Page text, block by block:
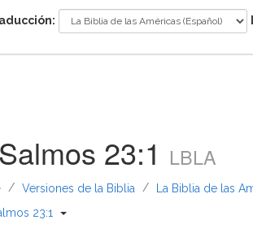
Salmos 23:1 LBLA
/ Versiones de la Biblia / La Biblia de las
23:1
{{